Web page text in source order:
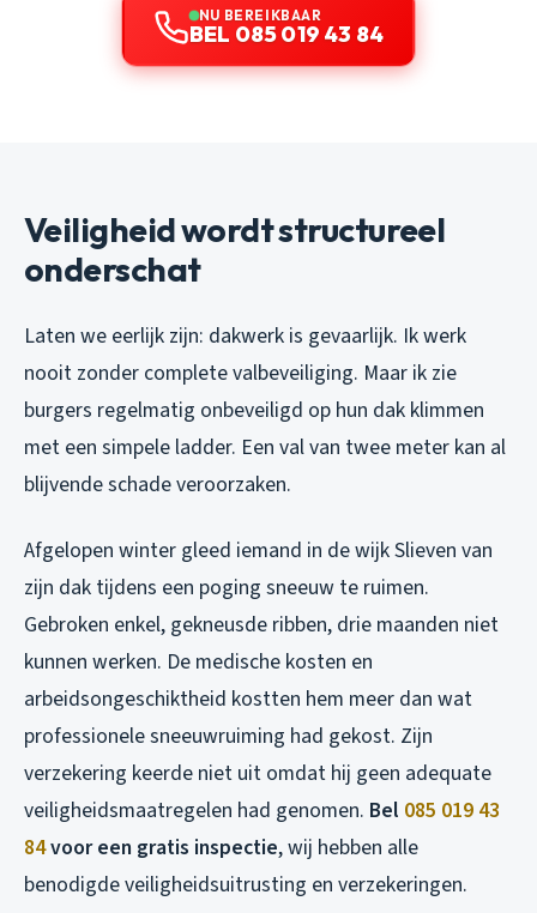
NU BEREIKBAAR
BEL 085 019 43 84
Veiligheid wordt structureel
onderschat
Laten we eerlijk zijn: dakwerk is gevaarlijk. Ik werk
nooit zonder complete valbeveiliging. Maar ik zie
burgers regelmatig onbeveiligd op hun dak klimmen
met een simpele ladder. Een val van twee meter kan al
blijvende schade veroorzaken.
Afgelopen winter gleed iemand in de wijk Slieven van
zijn dak tijdens een poging sneeuw te ruimen.
Gebroken enkel, gekneusde ribben, drie maanden niet
kunnen werken. De medische kosten en
arbeidsongeschiktheid kostten hem meer dan wat
professionele sneeuwruiming had gekost. Zijn
verzekering keerde niet uit omdat hij geen adequate
veiligheidsmaatregelen had genomen. Bel 085 019 43
84voor een gratis inspectie, wij hebben alle
benodigde veiligheidsuitrusting en verzekeringen.